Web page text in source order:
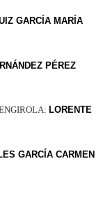
GARCÍA MARÍA
PÉREZ
LORENTE
GARCÍA CARMEN